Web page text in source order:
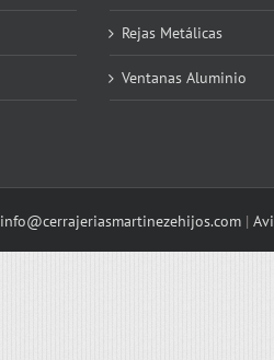
Rejas Metálicas
Ventanas Aluminio
info@cerrajeriasmartinezehijos.com |